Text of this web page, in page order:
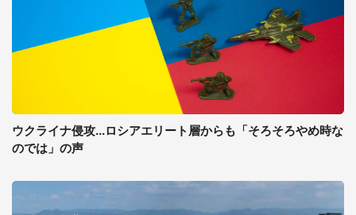
ウクライナ侵攻...ロシアエリート層からも「そろそろやめ時な
のでは」の声